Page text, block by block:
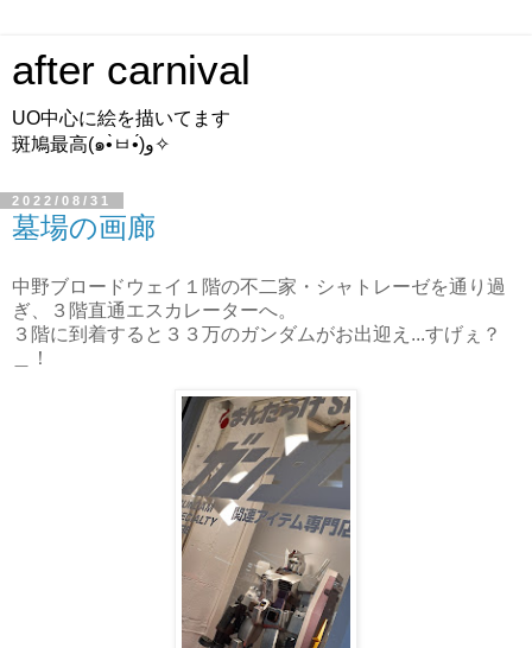
after carnival
UO中心に絵を描いてます
斑鳩最高(๑•̀ㅂ•́)و✧
2022/08/31
墓場の画廊
中野ブロードウェイ１階の不二家・シャトレーゼを通り過
ぎ、３階直通エスカレーターへ。
３階に到着すると３３万のガンダムがお出迎え...すげぇ？
＿！